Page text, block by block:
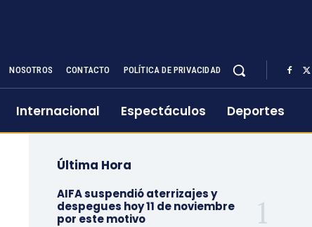
NOSOTROS CONTACTO POLÍTICA DE PRIVACIDAD
Internacional Espectáculos Deportes
Última Hora
AIFA suspendió aterrizajes y
despegues hoy 11 de noviembre
por este motivo